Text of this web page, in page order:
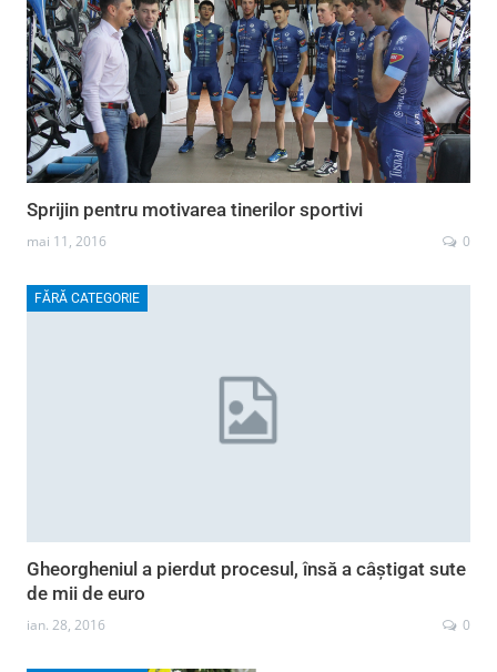
Sprijin pentru motivarea tinerilor sportivi
mai 11, 2016 0
FĂRĂ CATEGORIE
Gheorgheniul a pierdut procesul, însă a câștigat sute
de mii de euro
ian. 28, 2016 0